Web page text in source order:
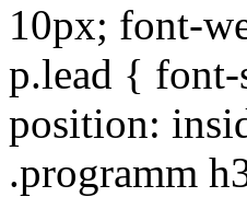
10px; font-
p.lead {
position:
.programm